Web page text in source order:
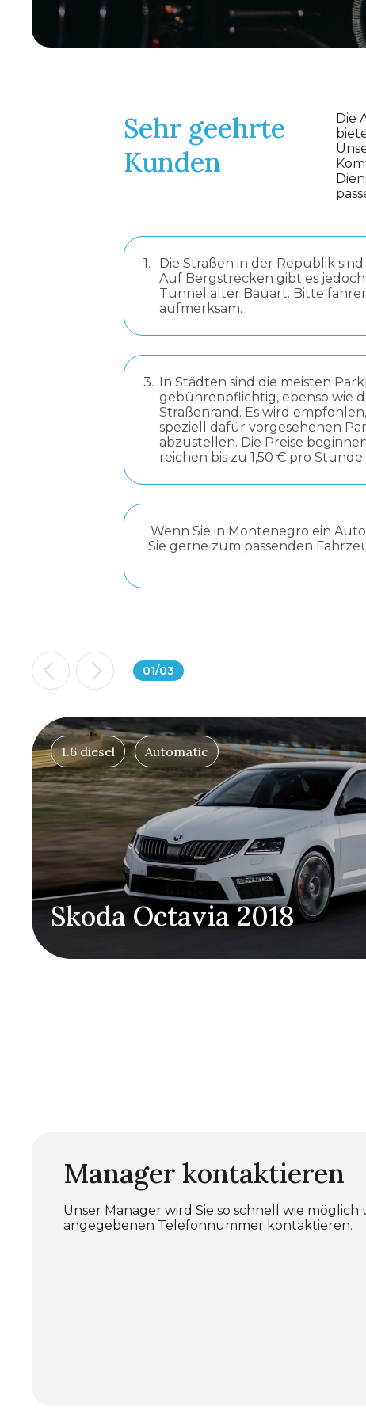
Sehr geehrte
Kunden
Die
1.
Die Straßen in der Republik
Auf Bergstrecken gibt es
Tunnel alter Bauart. Bitte
aufmerksam.
3. In Städten sind die meisten
gebührenpflichtig, ebenso wie
Straßenrand. Es wird
speziell dafür vorgesehenen
abzustellen. Die Preise
reichen bis zu 1,50 € pro Stunde.
Wenn Sie in Montenegro ein
Sie gerne zum passenden
01/03
1.6 diesel Automatic
Skoda Octavia 2018
Manager kontaktieren
Unser Manager wird Sie so schnell wie
angegebenen Telefonnummer kontaktieren.